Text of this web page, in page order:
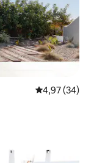
Prosječna
4,97 (34)